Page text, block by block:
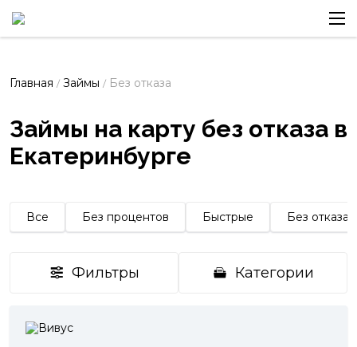
Главная / Займы / Без отказа
Займы на карту без отказа в
Екатеринбурге
Все Без процентов Быстрые Без отказа
Фильтры Категории